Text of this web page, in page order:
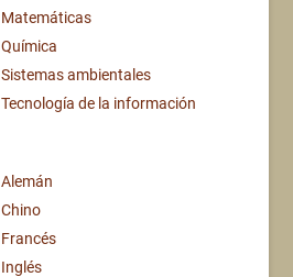
Matemáticas
Química
Sistemas ambientales
Tecnología de la información
Alemán
Chino
Francés
Inglés